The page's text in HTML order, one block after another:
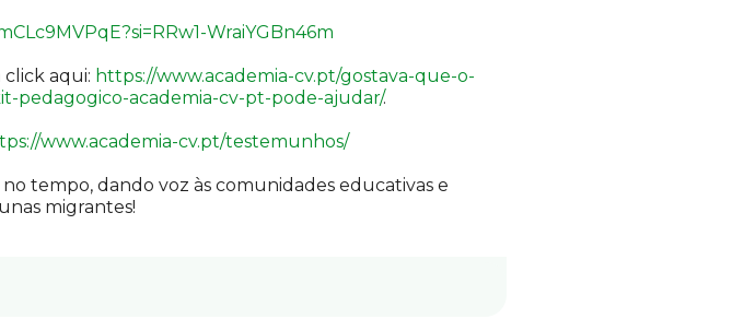
WraiYGBn46m
click aqui: https://www.academia-cv.pt/gostava-que-o-
pedagogico-academia-cv-pt-pode-ajudar/.
www.academia-cv.pt/testemunhos/
tempo, dando voz às comunidades educativas e
migrantes!